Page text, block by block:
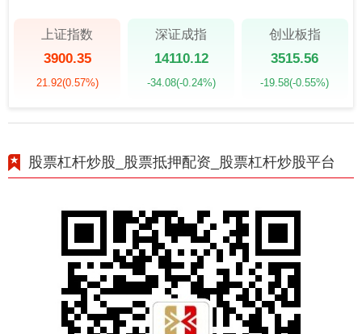
上证指数
3900.35
21.92(0.57%)
深证成指
14110.12
-34.08(-0.24%)
创业板指
3515.56
-19.58(-0.55%)
股票杠杆炒股_股票抵押配资_股票杠杆炒股平台